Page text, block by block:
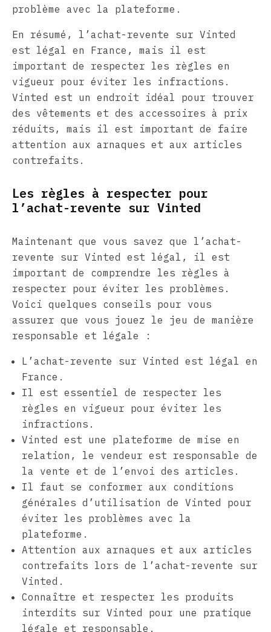
problème avec la plateforme.
En résumé, l’achat-revente sur Vinted
est légal en France, mais il est
important de respecter les règles en
vigueur pour éviter les infractions.
Vinted est un endroit idéal pour trouver
des vêtements et des accessoires à prix
réduits, mais il est important de faire
attention aux arnaques et aux articles
contrefaits.
Les règles à respecter pour
l’achat-revente sur Vinted
Maintenant que vous savez que l’achat-
revente sur Vinted est légal, il est
important de comprendre les règles à
respecter pour éviter les problèmes.
Voici quelques conseils pour vous
assurer que vous jouez le jeu de manière
responsable et légale :
L’achat-revente sur Vinted est légal en
France.
Il est essentiel de respecter les
règles en vigueur pour éviter les
infractions.
Vinted est une plateforme de mise en
relation, le vendeur est responsable de
la vente et de l’envoi des articles.
Il faut se conformer aux conditions
générales d’utilisation de Vinted pour
éviter les problèmes avec la
plateforme.
Attention aux arnaques et aux articles
contrefaits lors de l’achat-revente sur
Vinted.
Connaître et respecter les produits
interdits sur Vinted pour une pratique
légale et responsable.